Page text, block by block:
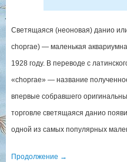
Светящаяся (неоновая) данио
choprae) — маленькая
1928 году. В переводе с
«choprae» — название
впервые собравшего
торговле светящаяся данио
одной из самых популярных
Продолжение →